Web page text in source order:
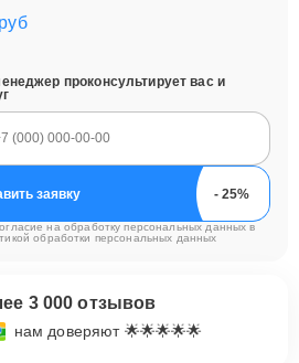
проконсультирует вас и
Отправить заявку
на обработку персональных данных в
обработки персональных данных
3 000 отзывов
нам доверяют 🌟🌟🌟🌟🌟